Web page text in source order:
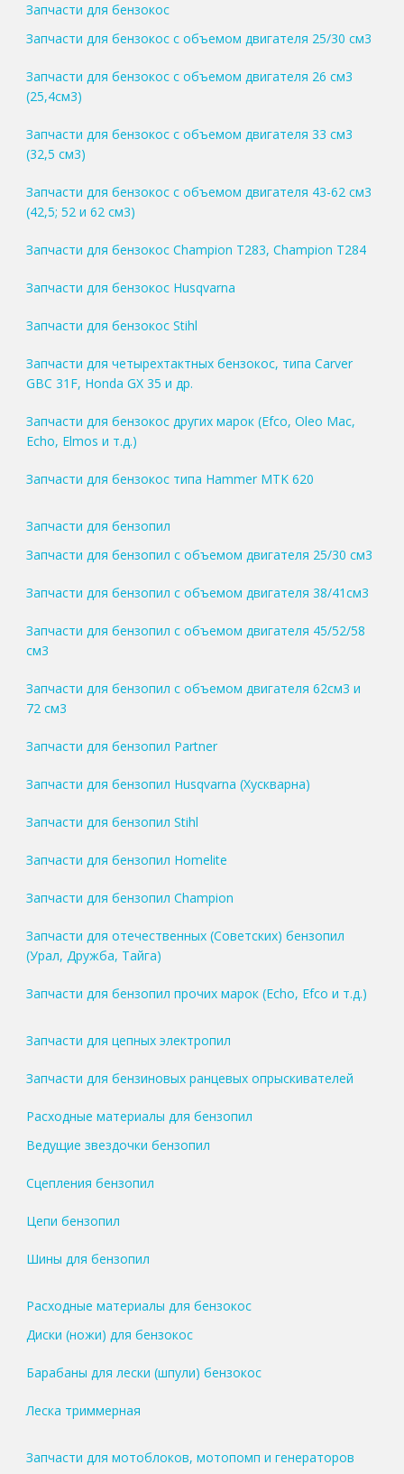
Запчасти для бензокос
Запчасти для бензокос с объемом двигателя 25/30 см3
Запчасти для бензокос с объемом двигателя 26 см3
(25,4см3)
Запчасти для бензокос с объемом двигателя 33 см3
(32,5 см3)
Запчасти для бензокос с объемом двигателя 43-62 см3
(42,5; 52 и 62 см3)
Запчасти для бензокос Champion T283, Champion T284
Запчасти для бензокос Husqvarna
Запчасти для бензокос Stihl
Запчасти для четырехтактных бензокос, типа Carver
GBC 31F, Honda GX 35 и др.
Запчасти для бензокос других марок (Efco, Oleo Mac,
Echo, Elmos и т.д.)
Запчасти для бензокос типа Hammer MTK 620
Запчасти для бензопил
Запчасти для бензопил с объемом двигателя 25/30 см3
Запчасти для бензопил с объемом двигателя 38/41см3
Запчасти для бензопил с объемом двигателя 45/52/58
см3
Запчасти для бензопил с объемом двигателя 62см3 и
72 см3
Запчасти для бензопил Partner
Запчасти для бензопил Husqvarna (Хускварна)
Запчасти для бензопил Stihl
Запчасти для бензопил Homelite
Запчасти для бензопил Champion
Запчасти для отечественных (Советских) бензопил
(Урал, Дружба, Тайга)
Запчасти для бензопил прочих марок (Echo, Efco и т.д.)
Запчасти для цепных электропил
Запчасти для бензиновых ранцевых опрыскивателей
Расходные материалы для бензопил
Ведущие звездочки бензопил
Сцепления бензопил
Цепи бензопил
Шины для бензопил
Расходные материалы для бензокос
Диски (ножи) для бензокос
Барабаны для лески (шпули) бензокос
Леска триммерная
Запчасти для мотоблоков, мотопомп и генераторов